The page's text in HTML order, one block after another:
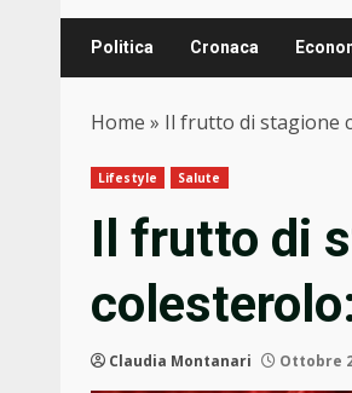
Politica Cronaca
Home » Il frutto di stagione
Lifestyle Salute
Il frutto di
Claudia Montanari Ottobre